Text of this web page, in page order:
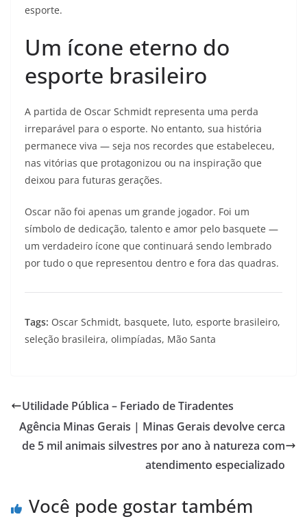
esporte.
Um ícone eterno do
esporte brasileiro
A partida de Oscar Schmidt representa uma perda
irreparável para o esporte. No entanto, sua história
permanece viva — seja nos recordes que estabeleceu,
nas vitórias que protagonizou ou na inspiração que
deixou para futuras gerações.
Oscar não foi apenas um grande jogador. Foi um
símbolo de dedicação, talento e amor pelo basquete —
um verdadeiro ícone que continuará sendo lembrado
por tudo o que representou dentro e fora das quadras.
Tags: Oscar Schmidt, basquete, luto, esporte brasileiro,
seleção brasileira, olimpíadas, Mão Santa
Utilidade Pública – Feriado de Tiradentes
Agência Minas Gerais | Minas Gerais devolve cerca
de 5 mil animais silvestres por ano à natureza com
atendimento especializado
Você pode gostar também